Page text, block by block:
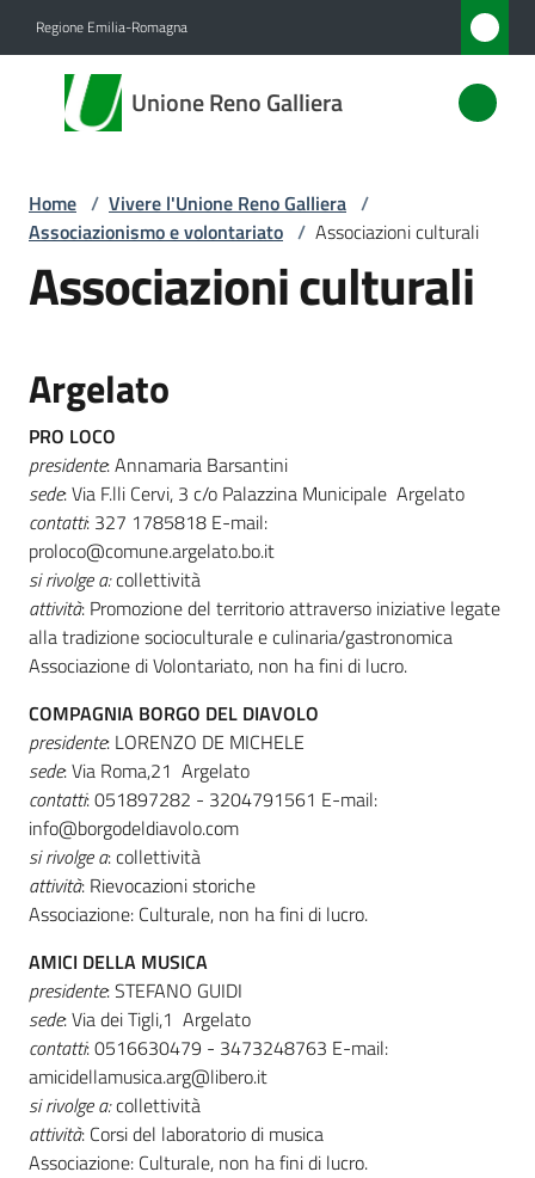
Regione Emilia-Romagna
Unione Reno Galliera
Unione
Reno
Servizi
Vivere
l'Unione
Menu selezionato
Amministrazione
trasparente
Tutti
gli
argomenti...
Seguici
su
Home / Vivere l'Unione Reno Galliera /
Associazionismo e volontariato / Associazioni culturali
Associazioni culturali
Argelato
PRO LOCO
presidente: Annamaria Barsantini
sede: Via F.lli Cervi, 3 c/o Palazzina Municipale Argelato
contatti: 327 1785818 E-mail:
proloco@comune.argelato.bo.it
si rivolge a:collettività
attività: Promozione del territorio attraverso iniziative legate
alla tradizione socioculturale e culinaria/gastronomica
Associazione di Volontariato, non ha fini di lucro.
COMPAGNIA BORGO DEL DIAVOLO
presidente: LORENZO DE MICHELE
sede: Via Roma,21 Argelato
contatti: 051897282 - 3204791561 E-mail:
info@borgodeldiavolo.com
si rivolge a: collettività
attività: Rievocazioni storiche
Associazione: Culturale, non ha fini di lucro.
AMICI DELLA MUSICA
presidente: STEFANO GUIDI
sede: Via dei Tigli,1 Argelato
contatti: 0516630479 - 3473248763 E-mail:
amicidellamusica.arg@libero.it
si rivolge a:collettività
attività: Corsi del laboratorio di musica
Associazione: Culturale, non ha fini di lucro.